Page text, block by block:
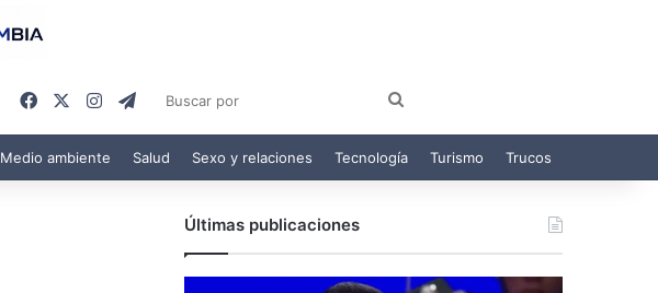
FacebookInstagram
Telegram
por
Medio ambiente Salud Sexo y relaciones Tecnología Turismo Trucos
Últimas publicaciones